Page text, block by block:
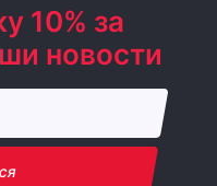
10% за
новости